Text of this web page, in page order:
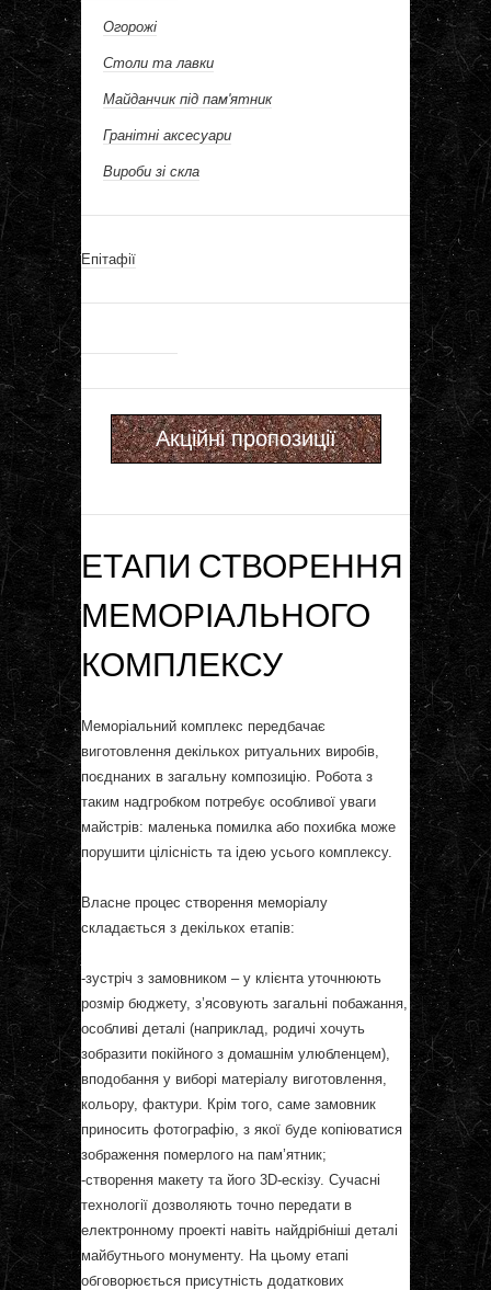
Огорожі
Столи та лавки
Майданчик під пам'ятник
Гранітні аксесуари
Вироби зі скла
Епітафії
Акційні пропозиції
ЕТАПИ СТВОРЕННЯ
МЕМОРІАЛЬНОГО
КОМПЛЕКСУ
Меморіальний комплекс передбачає
виготовлення декількох ритуальних виробів,
поєднаних в загальну композицію. Робота з
таким надгробком потребує особливої уваги
майстрів: маленька помилка або похибка може
порушити цілісність та ідею усього комплексу.
Власне процес створення меморіалу
складається з декількох етапів:
-зустріч з замовником – у клієнта уточнюють
розмір бюджету, з’ясовують загальні побажання,
особливі деталі (наприклад, родичі хочуть
зобразити покійного з домашнім улюбленцем),
вподобання у виборі матеріалу виготовлення,
кольору, фактури. Крім того, саме замовник
приносить фотографію, з якої буде копіюватися
зображення померлого на пам’ятник;
-створення макету та його 3D-ескізу. Сучасні
технології дозволяють точно передати в
електронному проекті навіть найдрібніші деталі
майбутнього монументу. На цьому етапі
обговорюється присутність додаткових